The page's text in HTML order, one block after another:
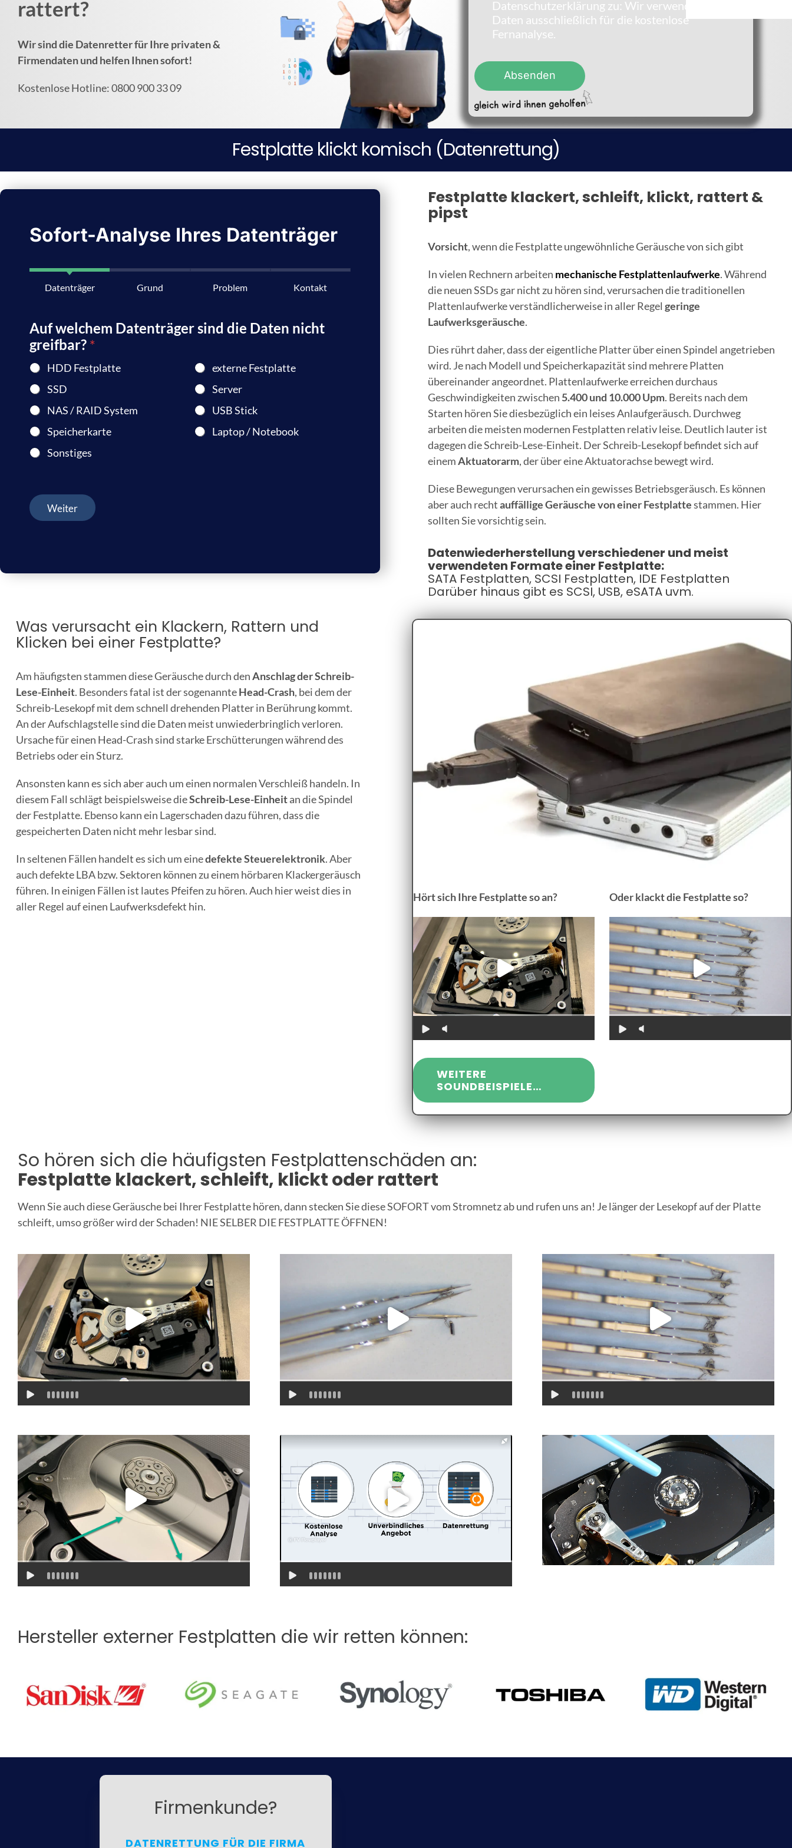
rattert?
Wir sind die Datenretter für Ihre privaten &
Firmendaten und helfen Ihnen sofort!
Kostenlose Hotline: 0800 900 33 09
e
r
*
Datenschutzerklärung zu: Wir verwenden Ihre
Daten ausschließlich für die kostenlose
Fernanalyse.
Absenden
Festplatte klickt komisch (Datenrettung)
Sofort-Analyse Ihres Datenträger
Datenträger Grund Problem Kontakt
Auf welchem Datenträger sind die Daten nicht
greifbar? *
HDD Festplatte
externe Festplatte
SSD
Server
NAS / RAID System
USB Stick
Speicherkarte
Laptop / Notebook
Sonstiges
Weiter
Festplatte klackert, schleift, klickt, rattert &
pipst
Vorsicht, wenn die Festplatte ungewöhnliche Geräusche von sich gibt
In vielen Rechnern arbeiten mechanische Festplattenlaufwerke. Während
die neuen SSDs gar nicht zu hören sind, verursachen die traditionellen
Plattenlaufwerke verständlicherweise in aller Regel geringe
Laufwerksgeräusche.
Dies rührt daher, dass der eigentliche Platter über einen Spindel angetrieben
wird. Je nach Modell und Speicherkapazität sind mehrere Platten
übereinander angeordnet. Plattenlaufwerke erreichen durchaus
Geschwindigkeiten zwischen 5.400 und 10.000 Upm. Bereits nach dem
Starten hören Sie diesbezüglich ein leises Anlaufgeräusch. Durchweg
arbeiten die meisten modernen Festplatten relativ leise. Deutlich lauter ist
dagegen die Schreib-Lese-Einheit. Der Schreib-Lesekopf befindet sich auf
einemAktuatorarm, der über eine Aktuatorachse bewegt wird.
Diese Bewegungen verursachen ein gewisses Betriebsgeräusch. Es können
aber auch rechtauffällige Geräusche von einer Festplattestammen. Hier
sollten Sie vorsichtig sein.
Datenwiederherstellung verschiedener und meist
verwendeten Formate einer Festplatte:
SATA Festplatten, SCSI Festplatten, IDE Festplatten
Darüber hinaus gibt es SCSI, USB, eSATA uvm.
Was verursacht ein Klackern, Rattern und
Klicken bei einer Festplatte?
Am häufigsten stammen diese Geräusche durch denAnschlag der Schreib-
Lese-Einheit. Besonders fatal ist der sogenannteHead-Crash, bei dem der
Schreib-Lesekopf mit dem schnell drehenden Platter in Berührung kommt.
An der Aufschlagstelle sind die Daten meist unwiederbringlich verloren.
Ursache für einen Head-Crash sind starke Erschütterungen während des
Betriebs oder ein Sturz.
Ansonsten kann es sich aber auch um einen normalen Verschleiß handeln. In
diesem Fall schlägt beispielsweise dieSchreib-Lese-Einheitan die Spindel
der Festplatte. Ebenso kann ein Lagerschaden dazu führen, dass die
gespeicherten Daten nicht mehr lesbar sind.
In seltenen Fällen handelt es sich um einedefekte Steuerelektronik. Aber
auch defekte LBA bzw. Sektoren können zu einem hörbaren Klackergeräusch
führen. In einigen Fällen ist lautes Pfeifen zu hören. Auch hier weist dies in
aller Regel auf einen Laufwerksdefekt hin.
Hört sich Ihre Festplatte so an?
WEITERE
SOUNDBEISPIELE…
Oder klackt die Festplatte so?
So hören sich die häufigsten Festplattenschäden an:
Festplatte klackert, schleift, klickt oder rattert
Wenn Sie auch diese Geräusche bei Ihrer Festplatte hören, dann stecken Sie diese SOFORT vom Stromnetz ab und rufen uns an! Je länger der Lesekopf auf der Platte
schleift, umso größer wird der Schaden! NIE SELBER DIE FESTPLATTE ÖFFNEN!
Hersteller externer Festplatten die wir retten können:
Firmenkunde?
DATENRETTUNG FÜR DIE FIRMA